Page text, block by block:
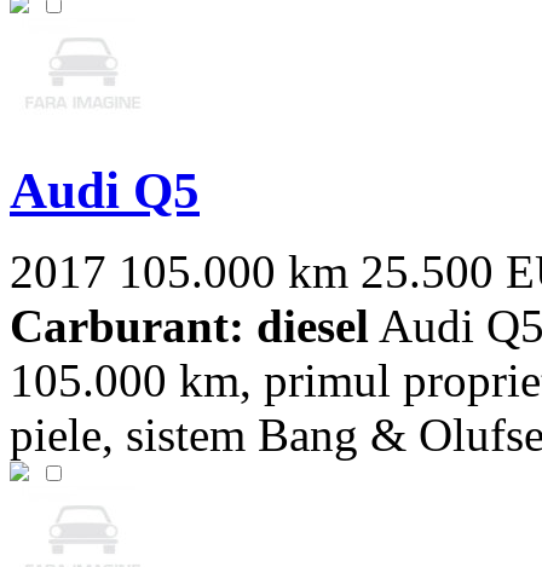
Audi Q5
2017 105.000 km 25.500
Carburant: diesel Audi
105.000 km, primul
piele, sistem Bang &